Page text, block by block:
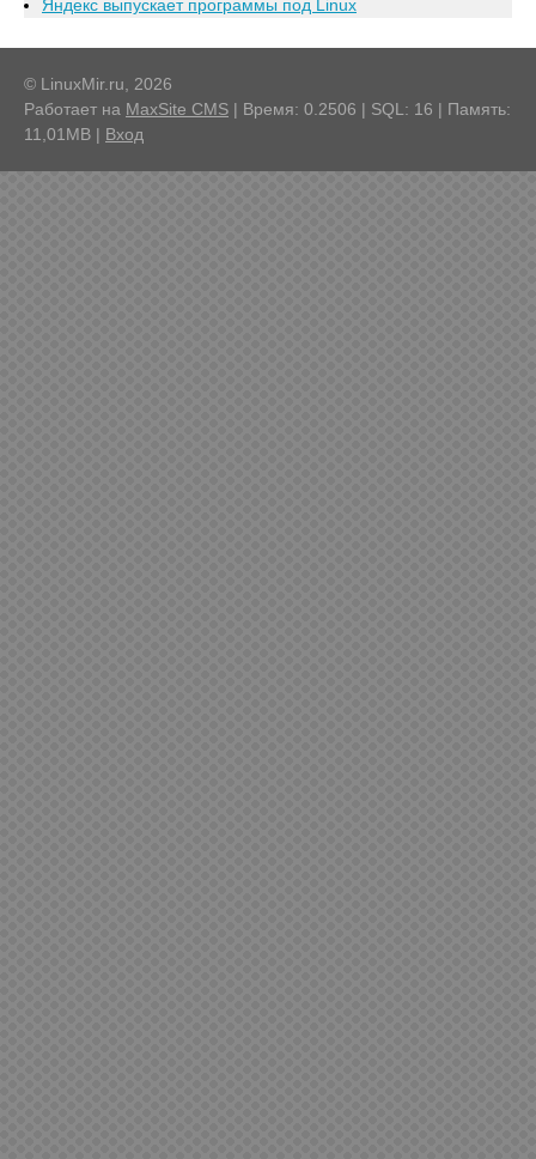
Яндекс выпускает программы под Linux
© LinuxMir.ru, 2026
Работает на MaxSite CMS | Время: 0.2506 | SQL: 16 | Память:
11,01MB | Вход